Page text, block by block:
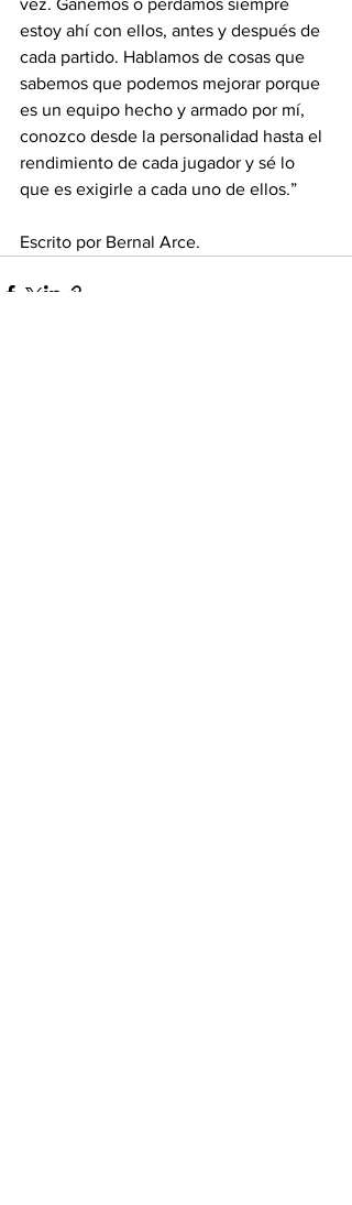
vez. Ganemos o perdamos siempre
estoy ahí con ellos, antes y después de
cada partido. Hablamos de cosas que
sabemos que podemos mejorar porque
es un equipo hecho y armado por mí,
conozco desde la personalidad hasta el
rendimiento de cada jugador y sé lo
que es exigirle a cada uno de ellos.”
Escrito por Bernal Arce.